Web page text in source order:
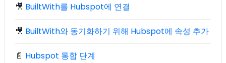
🎥 BuiltWith를 Hubspot에 연결
🎥 BuiltWith와 동기화하기 위해 Hubspot에 속성 추가
📄 Hubspot 통합 단계